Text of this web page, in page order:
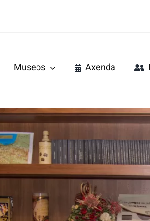
Museos
Mar
Axenda